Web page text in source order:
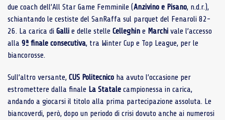
due coach dell’All Star Game Femminile (Anzivino e Pisano, n.d.r.),
schiantando le cestiste del SanRaffa sul parquet del Fenaroli 82-
26. La carica di Galli e delle stelle Celleghin e Marchi vale l’accesso
alla 9ª finale consecutiva, tra Winter Cup e Top League, per le
biancorosse.
Sull’altro versante, CUS Politecnico ha avuto l’occasione per
estromettere dalla finale La Statale campionessa in carica,
andando a giocarsi il titolo alla prima partecipazione assoluta. Le
biancoverdi, però, dopo un periodo di crisi dovuto anche ai numerosi